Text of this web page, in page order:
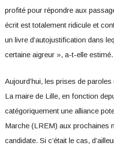
profité pour répondre aux
écrit est totalement ridicule et
un livre d’autojustification dans
certaine aigreur », a-t-elle estimé.
Aujourd’hui, les prises de
La maire de Lille, en fonction
catégoriquement une alliance
Marche (LREM) aux prochaines
candidate. Si c’était le cas,